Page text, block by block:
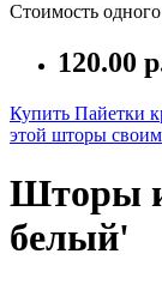
Стоимость
120.00
Купить Пайетки
этой шторы
Шторы
белый'